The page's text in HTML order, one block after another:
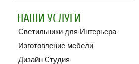
НАШИ УСЛУГИ
Светильники для Интерьера
Изготовление мебели
Дизайн Студия